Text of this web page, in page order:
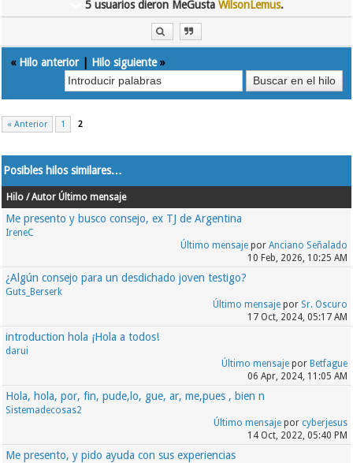
Lenguaje sencillo: "el vinculo familiar no
desaparece"
Version de estudio: "
5 usuarios dieron MeGusta WilsonLemus.
« Hilo anterior| Hilo siguiente»
« Anterior 1 2
Posibles hilos similares…
Hilo / Autor Último mensaje
Me presento y busco consejo, ex TJ de Argentina
IreneC
Último mensajepor Anciano Señalado
10 Feb, 2026, 10:25 AM
¿Algún consejo para un desdichado joven testigo?
Guts_Berserk
Último mensajepor Sr. Oscuro
17 Oct, 2024, 05:17 AM
introduction hola ¡Hola a todos!
darui
Último mensajepor Betfague
06 Apr, 2024, 11:05 AM
Hola, hola, por, fin, pude,lo, gue, ar, me,pues , bien n
Sistemadecosas2
Último mensajepor cyberjesus
14 Oct, 2022, 05:40 PM
Me presento, y pido ayuda con sus experiencias